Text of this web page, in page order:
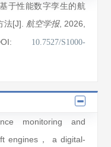
基于性能数字孪生的航
法[J].
航空学报, 2026
10.7527/S1000-
monitoring and
engines， a digital-